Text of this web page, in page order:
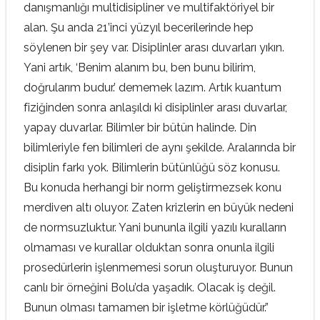
danışmanlığı multidisipliner ve multifaktöriyel bir
alan. Şu anda 21’inci yüzyıl becerilerinde hep
söylenen bir şey var. Disiplinler arası duvarları yıkın.
Yani artık, ‘Benim alanım bu, ben bunu bilirim,
doğrularım budur.’ dememek lazım. Artık kuantum
fiziğinden sonra anlaşıldı ki disiplinler arası duvarlar,
yapay duvarlar. Bilimler bir bütün halinde. Din
bilimleriyle fen bilimleri de aynı şekilde. Aralarında bir
disiplin farkı yok. Bilimlerin bütünlüğü söz konusu.
Bu konuda herhangi bir norm geliştirmezsek konu
merdiven altı oluyor. Zaten krizlerin en büyük nedeni
de normsuzluktur. Yani bununla ilgili yazılı kuralların
olmaması ve kurallar olduktan sonra onunla ilgili
prosedürlerin işlenmemesi sorun oluşturuyor. Bunun
canlı bir örneğini Bolu’da yaşadık. Olacak iş değil.
Bunun olması tamamen bir işletme körlüğüdür.”